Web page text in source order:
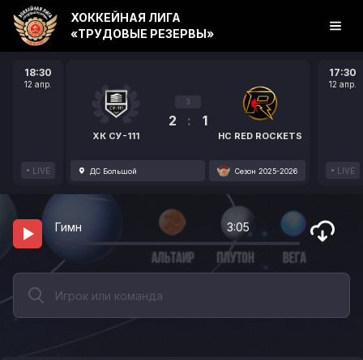
18:30
12 апр.
LIVE
ХК СУ-111
3
2 : 1
HC RED ROCKETS
ДС Большой Сезон 2025-2026
17:30
12 апр.
LIVE
ХОККЕЙНАЯ ЛИГА
«ТРУДОВЫЕ РЕЗЕРВЫ»
Гимн 3:05